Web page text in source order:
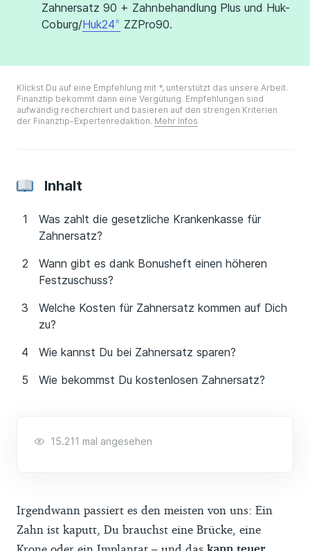
Zahnersatz 90 + Zahnbehandlung Plus und Huk-
Coburg/Huk24 ZZPro90.
Klickst Du auf eine Empfehlung mit *, unterstützt das unsere Arbeit.
Finanztip bekommt dann eine Vergütung. Empfehlungen sind
aufwändig recherchiert und basieren auf den strengen Kriterien
der Finanztip-Expertenredaktion. Mehr Infos
Inhalt
Was zahlt die gesetzliche Krankenkasse für
Zahnersatz?
Wann gibt es dank Bonusheft einen höheren
Festzuschuss?
Welche Kosten für Zahnersatz kommen auf Dich
zu?
Wie kannst Du bei Zahnersatz sparen?
Wie bekommst Du kostenlosen Zahnersatz?
15.211 mal angesehen
Irgendwann passiert es den meisten von uns: Ein
Zahn ist kaputt, Du brauchst eine Brücke, eine